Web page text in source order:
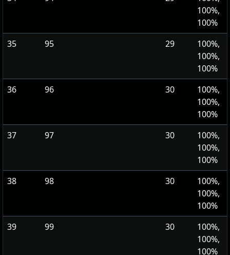
100%,
100%
35
95 29
100%,
100%,
100%
36
96 30
100%,
100%,
100%
37
97 30
100%,
100%,
100%
38
98 30
100%,
100%,
100%
39
99 30
100%,
100%,
100%